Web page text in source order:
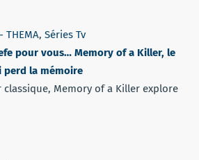
THEMA, Séries Tv
pour vous… Memory of a Killer, le
la mémoire
classique, Memory of a Killer explore